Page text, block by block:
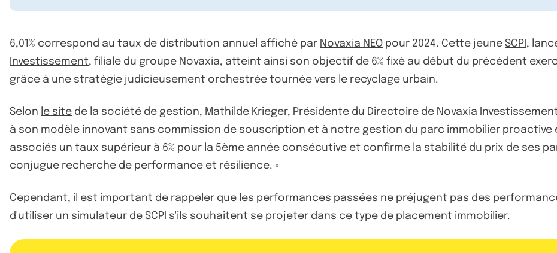
6,01% correspond au taux de distribution annuel affiché par Novaxia NEO pour 2024. Cette jeune SCPI ,
Investissement, filiale du groupe Novaxia, atteint ainsi son objectif de 6% fixé au début du précédent
grâce à une stratégie judicieusement orchestrée tournée vers le recyclage urbain.
Selon le site de la société de gestion, Mathilde Krieger, Présidente du Directoire de Novaxia
à son modèle innovant sans commission de souscription et à notre gestion du parc immobilier proactive
associés un taux supérieur à 6% pour la 5ème année consécutive et confirme la stabilité du prix de ses
conjugue recherche de performance et résilience. »
Cependant, il est important de rappeler que les performances passées ne préjugent pas des
d'utiliser un simulateur de SCPI s'ils souhaitent se projeter dans ce type de placement immobilier.